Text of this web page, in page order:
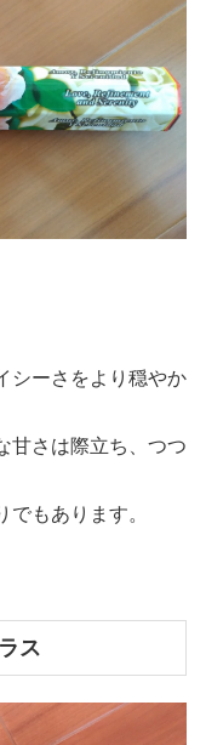
シーさをより穏やか
甘さは際立ち、つつ
もあります。
ス